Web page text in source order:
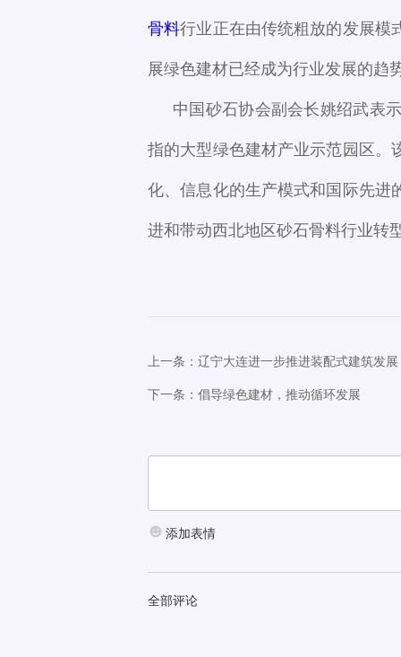
骨料行业正在由传统粗放的发展模
展绿色建材已经成为行业发展的趋
中国砂石协会副会长姚绍武表
指的大型绿色建材产业示范园区。
化、信息化的生产模式和国际先进
进和带动西北地区砂石骨料行业转
上一条：辽宁大连进一步推进装配式建筑发展
下一条：倡导绿色建材，推动循环发展
添加表情
全部评论